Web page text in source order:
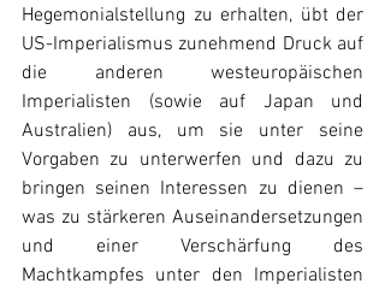
Hegemonialstellung zu erhalten, übt der
US-Imperialismus zunehmend Druck auf
die anderen westeuropäischen
Imperialisten (sowie auf Japan und
Australien) aus, um sie unter seine
Vorgaben zu unterwerfen und dazu zu
bringen seinen Interessen zu dienen –
was zu stärkeren Auseinandersetzungen
und einer Verschärfung des
Machtkampfes unter den Imperialisten